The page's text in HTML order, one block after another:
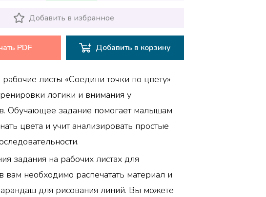
Добавить в избранное
PDF Добавить в корзину
листы «Соедини точки по цвету»
логики и внимания у
Обучающее задание помогает малышам
цвета и учит анализировать простые
задания на рабочих листах для
необходимо распечатать материал и
для рисования линий. Вы можете